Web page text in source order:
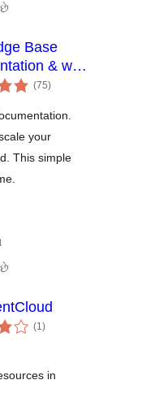
છે
Base
& wiki
(75કુલ
રેટિંગ્સ
)
your
This simple
છે
(1કુલ
રેટિંગ્સ
)
in